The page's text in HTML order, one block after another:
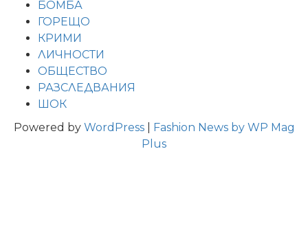
БОМБА
ГОРЕЩО
КРИМИ
ЛИЧНОСТИ
ОБЩЕСТВО
РАЗСЛЕДВАНИЯ
ШОК
Powered by WordPress| Fashion News by WP Mag
Plus